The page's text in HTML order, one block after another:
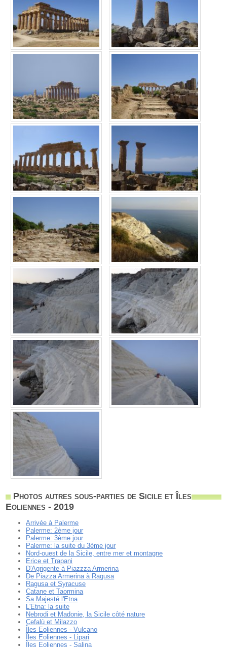
Photos autres sous-parties de Sicile et Îles
Eoliennes - 2019
Arrivée à Palerme
Palerme: 2ème jour
Palerme: 3ème jour
Palerme: la suite du 3ème jour
Nord-ouest de la Sicile, entre mer et montagne
Erice et Trapani
D'Agrigente à Piazzza Armerina
De Piazza Armerina à Ragusa
Ragusa et Syracuse
Catane et Taormina
Sa Majesté l'Etna
L'Etna: la suite
Nebrodi et Madonie, la Sicile côté nature
Cefalù et Milazzo
Îles Eoliennes - Vulcano
Îles Eoliennes - Lipari
Îles Eoliennes - Salina